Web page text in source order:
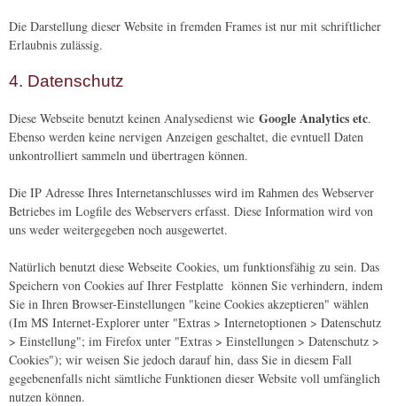
Die Darstellung dieser Website in fremden Frames ist nur mit schriftlicher
Erlaubnis zulässig.
4. Datenschutz
Diese Webseite benutzt keinen Analysedienst wie Google Analytics etc.
Ebenso werden keine nervigen Anzeigen geschaltet, die evntuell Daten
unkontrolliert sammeln und übertragen können.
Die IP Adresse Ihres Internetanschlusses wird im Rahmen des Webserver
Betriebes im Logfile des Webservers erfasst. Diese Information wird von
uns weder weitergegeben noch ausgewertet.
Natürlich benutzt diese Webseite Cookies, um funktionsfähig zu sein. Das
Speichern von Cookies auf Ihrer Festplatte können Sie verhindern, indem
Sie in Ihren Browser-Einstellungen "keine Cookies akzeptieren" wählen
(Im MS Internet-Explorer unter "Extras > Internetoptionen > Datenschutz
> Einstellung"; im Firefox unter "Extras > Einstellungen > Datenschutz >
Cookies"); wir weisen Sie jedoch darauf hin, dass Sie in diesem Fall
gegebenenfalls nicht sämtliche Funktionen dieser Website voll umfänglich
nutzen können.